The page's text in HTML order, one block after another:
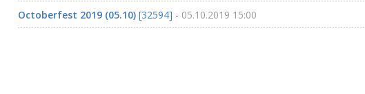
Octoberfest 2019 (05.10) [32594] - 05.10.2019 15:00